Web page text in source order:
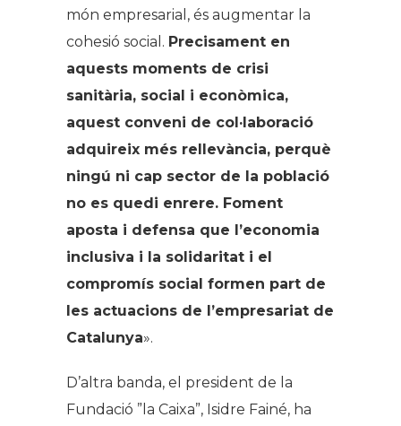
món empresarial, és augmentar la
cohesió social. Precisament en
aquests moments de crisi
sanitària, social i econòmica,
aquest conveni de col·laboració
adquireix més rellevància, perquè
ningú ni cap sector de la població
no es quedi enrere. Foment
aposta i defensa que l’economia
inclusiva i la solidaritat i el
compromís social formen part de
les actuacions de l’empresariat de
Catalunya».
D’altra banda, el president de la
Fundació ”la Caixa”, Isidre Fainé, ha